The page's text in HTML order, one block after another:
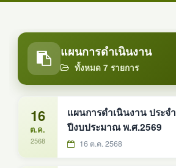
แผนการดำเนินงาน
ทั้งหมด 7 รายการ
16
ต.ค.
2568
แผนการดำเนินงาน ประจำ
ปีงบประมาณ พ.ศ.2569
16 ต.ค. 2568